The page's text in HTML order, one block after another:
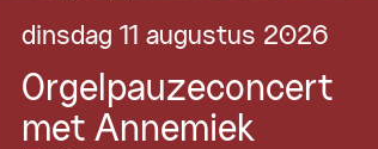
dinsdag 11 augustus 2026
Orgelpauzeconcert
met Annemiek